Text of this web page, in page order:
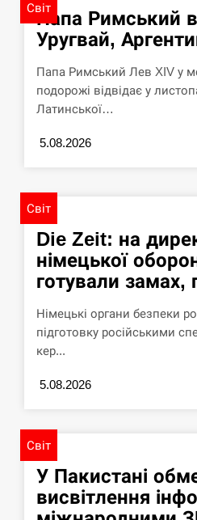
Світ
Папа Римський
Уругвай,
Папа Римський Лев XIV у
подорожі відвідає у
Латинської…
5.08.2026
Світ
Die Zeit: на
німецької
готували замах,
Німецькі органи безпеки
підготовку російськими
кер...
5.08.2026
Світ
У Пакистані
висвітлення